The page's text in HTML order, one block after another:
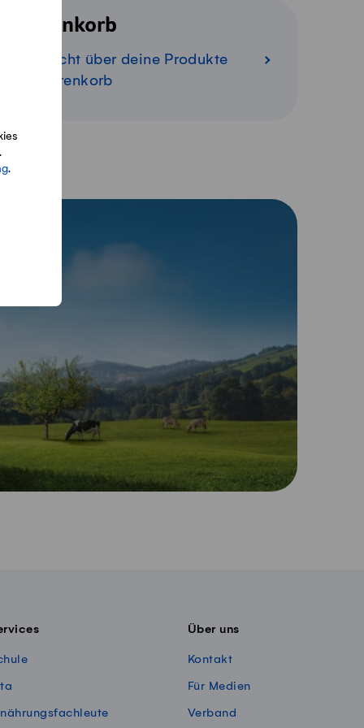
.
Warenkorb
Übersicht über deine Produkte
im Warenkorb
Über uns
Kontakt
Für Medien
Verband